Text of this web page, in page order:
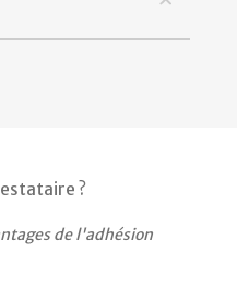
?
de l'adhésion